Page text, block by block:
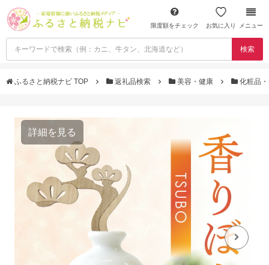
限度額をチェック お気に入り メニュー
検索
ふるさと納税ナビ TOP 返礼品検索 美容・健康 化粧品
詳細を見る